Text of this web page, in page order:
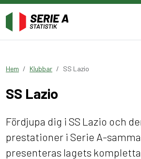
Hem Klubbar SS Lazio
SS Lazio
Fördjupa dig i SS Lazio och
prestationer i Serie A-
presenteras lagets